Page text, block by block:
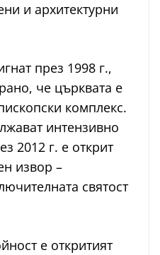
и архитектурни
през 1998 г.,
че църквата е
комплекс.
интензивно
2012 г. е открит
извор –
святост
е откритият